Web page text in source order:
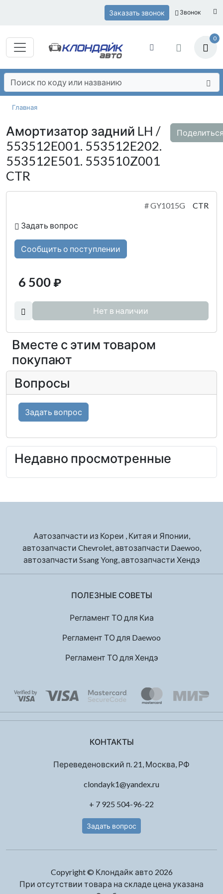
Заказать звонок Звонок
0
Главная
Амортизатор задний LH /
553512E001. 553512E202.
553512E501. 553510Z001
CTR
#GY1015G CTR
Задать вопрос
Сообщить о поступлении
6 500 ₽
Нет в наличии
Вместе с этим товаром
покупают
Вопросы
Задать вопрос
Недавно просмотренные
Аатозапчасти из Кореи , Китая и Японии,
автозапчасти Chevrolet, автозапчасти Daewoo,
автозапчасти Ssang Yong, автозапчасти Хендэ
ПОЛЕЗНЫЕ СОВЕТЫ
Регламент ТО для Киа
Регламент ТО для Daewoo
Регламент ТО для Хендэ
КОНТАКТЫ
Переведеновский п. 21, Москва, РФ
clondayk1@yandex.ru
+ 7 925 504-96-22
Задать вопрос
Copyright © Клондайк авто 2026
При отсутствии товара на складе цена указана